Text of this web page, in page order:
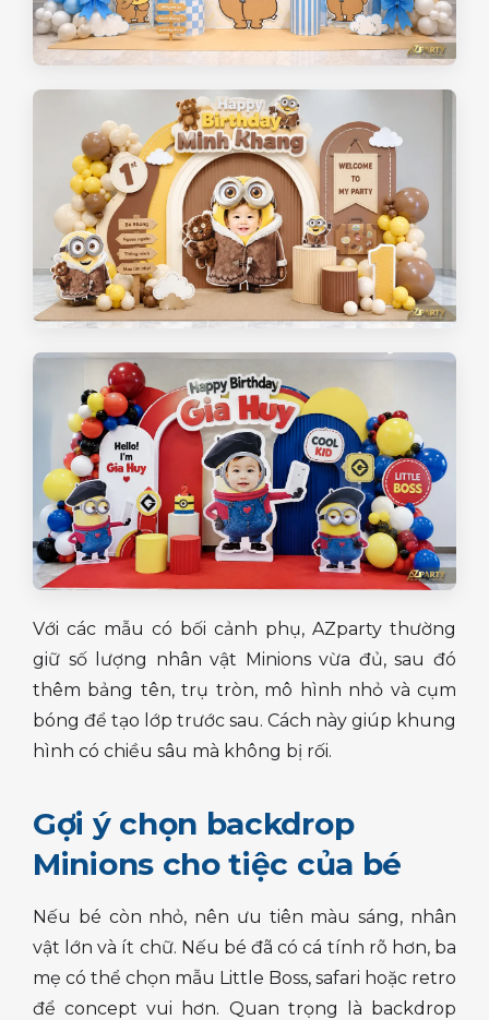
Với các mẫu có bối cảnh phụ, AZparty thường
giữ số lượng nhân vật Minions vừa đủ, sau đó
thêm bảng tên, trụ tròn, mô hình nhỏ và cụm
bóng để tạo lớp trước sau. Cách này giúp khung
hình có chiều sâu mà không bị rối.
Gợi ý chọn backdrop
Minions cho tiệc của bé
Nếu bé còn nhỏ, nên ưu tiên màu sáng, nhân
vật lớn và ít chữ. Nếu bé đã có cá tính rõ hơn, ba
mẹ có thể chọn mẫu Little Boss, safari hoặc retro
để concept vui hơn. Quan trọng là backdrop